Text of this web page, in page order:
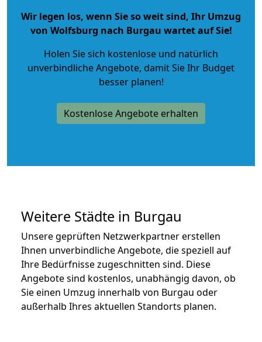
Wir legen los, wenn Sie so weit sind, Ihr Umzug
von Wolfsburg nach Burgau wartet auf Sie!
Holen Sie sich kostenlose und natürlich
unverbindliche Angebote, damit Sie Ihr Budget
besser planen!
Kostenlose Angebote erhalten
Weitere Städte in Burgau
Unsere geprüften Netzwerkpartner erstellen
Ihnen unverbindliche Angebote, die speziell auf
Ihre Bedürfnisse zugeschnitten sind. Diese
Angebote sind kostenlos, unabhängig davon, ob
Sie einen Umzug innerhalb von Burgau oder
außerhalb Ihres aktuellen Standorts planen.